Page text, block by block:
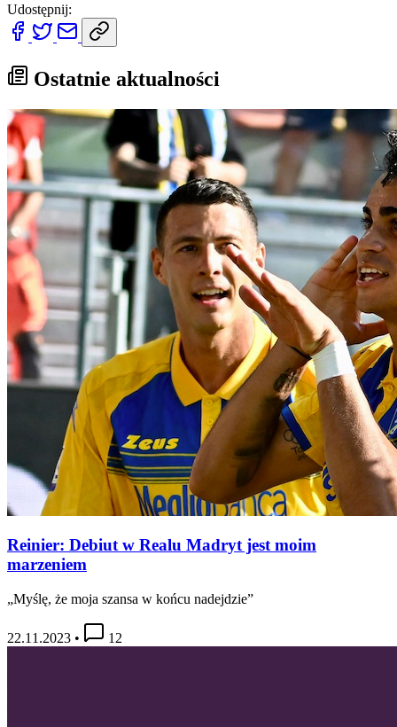
Udostępnij:
Ostatnie aktualności
Reinier: Debiut w Realu Madryt jest moim
marzeniem
„Myślę, że moja szansa w końcu nadejdzie”
22.11.2023 • 12